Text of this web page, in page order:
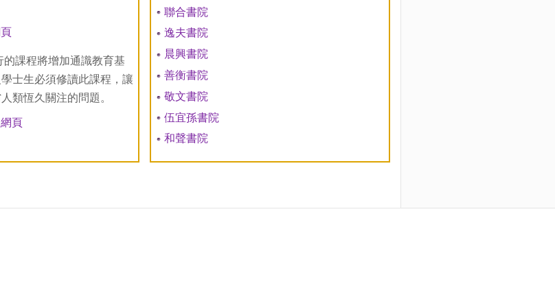
課程將增加通識教育基
士生必須修讀此課程，讓
類恆久關注的問題。
頁
聯合書院
逸夫書院
晨興書院
善衡書院
敬文書院
伍宜孫書院
和聲書院